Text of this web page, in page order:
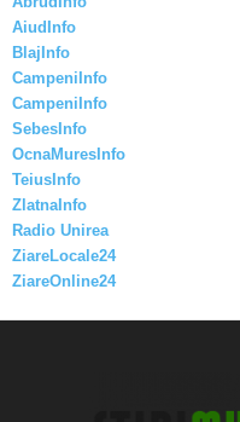
AiudInfo
BlajInfo
CampeniInfo
CampeniInfo
SebesInfo
OcnaMuresInfo
TeiusInfo
ZlatnaInfo
Radio Unirea
ZiareLocale24
ZiareOnline24